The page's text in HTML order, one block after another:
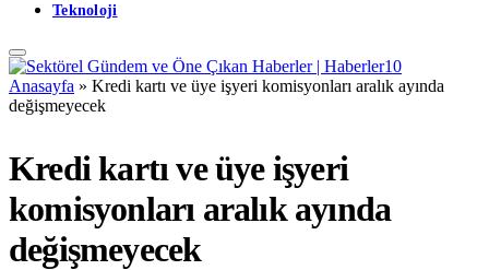
Teknoloji
Anasayfa » Kredi kartı ve üye işyeri komisyonları aralık ayında
değişmeyecek
Kredi kartı ve üye işyeri
komisyonları aralık ayında
değişmeyecek